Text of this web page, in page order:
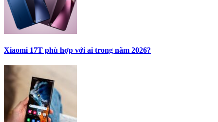
Xiaomi 17T phù hợp với ai trong năm 2026?